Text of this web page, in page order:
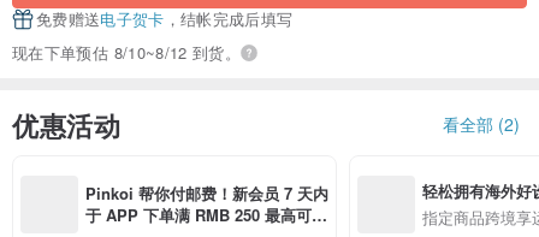
免费赠送电子贺卡 ，结帐完成后填写
现在下单预估 8/10~8/12 到货。
优惠活动 看全部 (2)
Pinkoi 帮你付邮费！新会员 7 天内
于 APP 下单满 RMB 250 最高可折
轻松拥有海外好
指定商品跨境享